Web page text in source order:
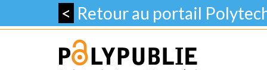
< Retour au portail